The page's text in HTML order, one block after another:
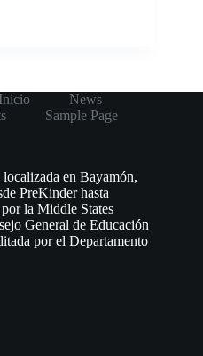
Inicio
News
Sample Page
en Bayamón,
PreKinder hasta
la Middle States
General de Educación
por el Departamento